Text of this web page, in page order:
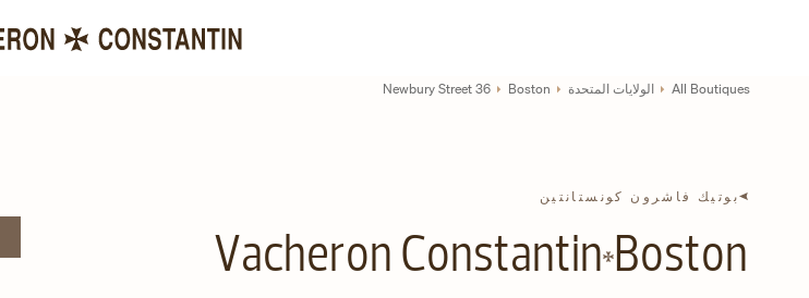
Return to Nav
All Boutiques الولايات المتحدة Boston
36 Newbury Street
بوتيك فاشرون كونستانتين
Boston
Vacheron Constantin
LINK OPENS IN NEW TAB